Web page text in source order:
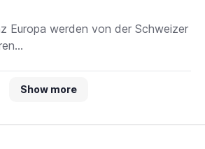
Europa werden von der Schweizer
Show more